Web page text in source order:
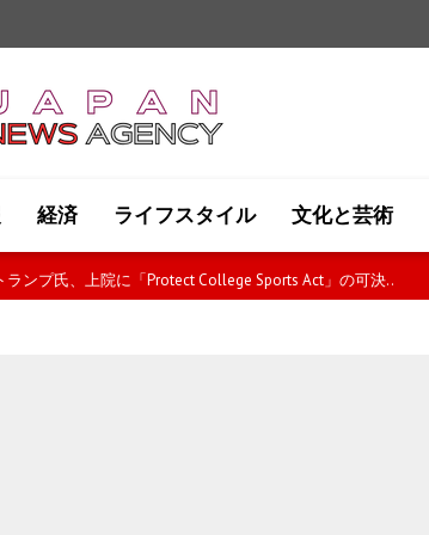
経済 ライフスタイル 文化と芸術
ナダとベナンの関係が新たな段階へ 政治・経済協力を強化..